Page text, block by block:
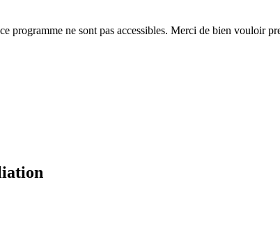
programme ne sont pas accessibles. Merci de bien vouloir